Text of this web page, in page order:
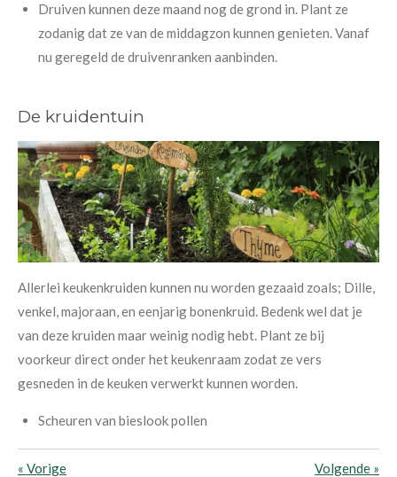
Druiven kunnen deze maand nog de grond in. Plant ze
zodanig dat ze van de middagzon kunnen genieten. Vanaf
nu geregeld de druivenranken aanbinden.
De kruidentuin
Allerlei keukenkruiden kunnen nu worden gezaaid zoals; Dille,
venkel, majoraan, en eenjarig bonenkruid. Bedenk wel dat je
van deze kruiden maar weinig nodig hebt. Plant ze bij
voorkeur direct onder het keukenraam zodat ze vers
gesneden in de keuken verwerkt kunnen worden.
Scheuren van bieslook pollen
« Vorige Volgende »